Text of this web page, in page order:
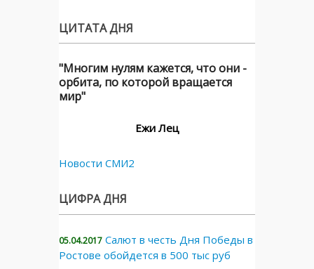
ЦИТАТА ДНЯ
"Многим нулям кажется, что они -
орбита, по которой вращается
мир"
Ежи Лец
Новости СМИ2
ЦИФРА ДНЯ
05.04.2017 Салют в честь Дня Победы в
Ростове обойдется в 500 тыс руб